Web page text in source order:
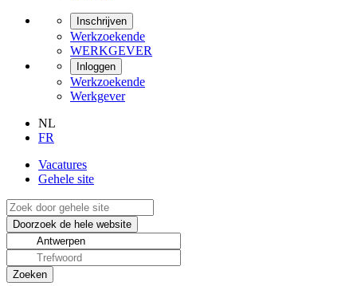
Inschrijven
Werkzoekende
WERKGEVER
Inloggen
Werkzoekende
Werkgever
NL
FR
Vacatures
Gehele site